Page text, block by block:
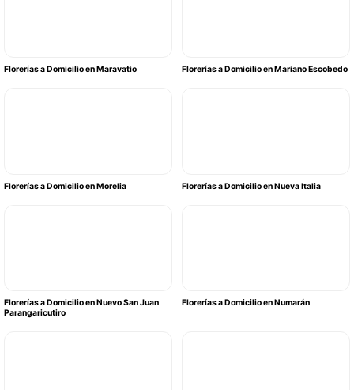
Florerías a Domicilio en Maravatio Florerías a Domicilio en Mariano Escobedo
Florerías a Domicilio en Morelia Florerías a Domicilio en Nueva Italia
Florerías a Domicilio en Nuevo San Juan
Parangaricutiro
Florerías a Domicilio en Numarán